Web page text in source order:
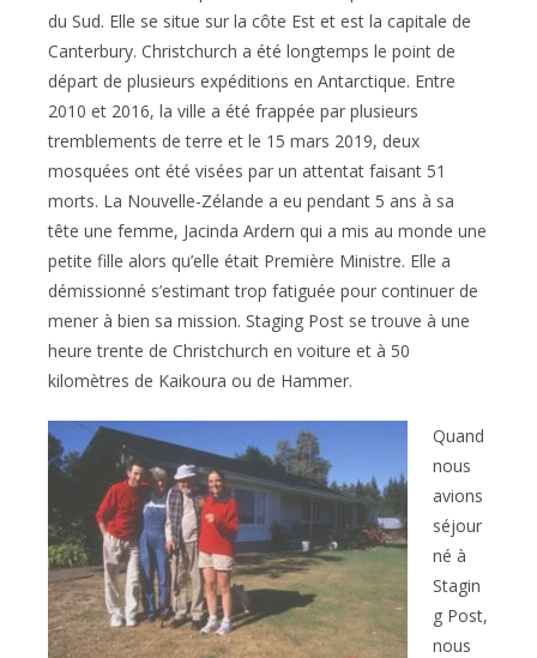
du Sud. Elle se situe sur la côte Est et est la capitale de
Canterbury. Christchurch a été longtemps le point de
départ de plusieurs expéditions en Antarctique. Entre
2010 et 2016, la ville a été frappée par plusieurs
tremblements de terre et le 15 mars 2019, deux
mosquées ont été visées par un attentat faisant 51
morts. La Nouvelle-Zélande a eu pendant 5 ans à sa
tête une femme, Jacinda Ardern qui a mis au monde une
petite fille alors qu’elle était Première Ministre. Elle a
démissionné s’estimant trop fatiguée pour continuer de
mener à bien sa mission. Staging Post se trouve à une
heure trente de Christchurch en voiture et à 50
kilomètres de Kaikoura ou de Hammer.
Quand
nous
avions
séjour
né à
Stagin
g Post,
nous